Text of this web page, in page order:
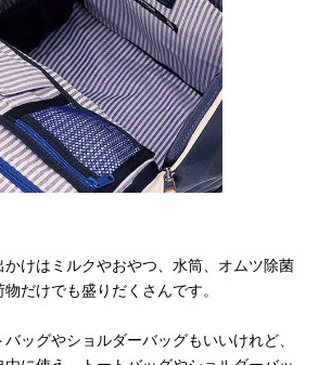
けはミルクやおやつ、水筒、オムツ除菌
だけでも盛りだくさんです。
ッグやショルダーバッグもいいけれど、